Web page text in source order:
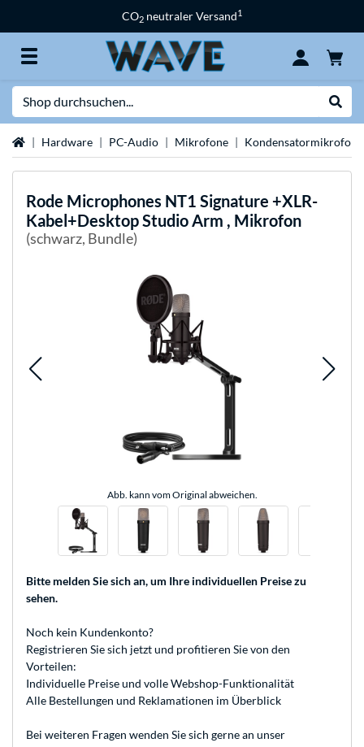
CO2 neutraler Versand1
StartseiteHardware PC-Audio Mikrofone Kondensatormikrofon
Rode Microphones NT1 Signature +XLR-
Kabel+Desktop Studio Arm , Mikrofon
(schwarz, Bundle)
Abb. kann vom Original abweichen.
Bitte melden Sie sich an, um Ihre individuellen Preise zu
sehen.
Noch kein Kundenkonto?
Registrieren Sie sich jetzt und profitieren Sie von den
Vorteilen:
Individuelle Preise und volle Webshop-Funktionalität
Alle Bestellungen und Reklamationen im Überblick
Bei weiteren Fragen wenden Sie sich gerne an unser